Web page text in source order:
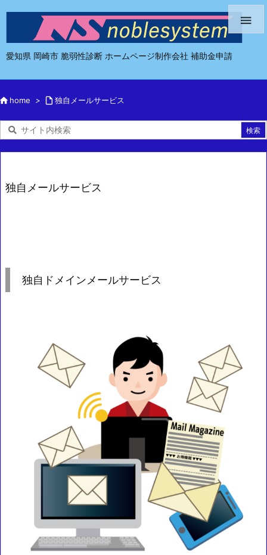
愛知県 岡崎市 脆弱性診断 ホームページ制作会社 補助金申請

home >  独自メールサービス
独自メールサービス
独自ドメインメールサービス